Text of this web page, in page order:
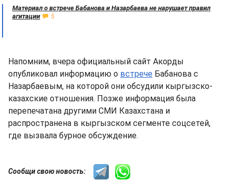
Материал о встрече Бабанова и Назарбаева не нарушает правил
агитации
5
Напомним, вчера официальный сайт Акорды
опубликовал информацию о встрече Бабанова с
Назарбаевым, на которой они обсудили кыргызско-
казахские отношения. Позже информация была
перепечатана другими СМИ Казахстана и
распространена в кыргызском сегменте соцсетей,
где вызвала бурное обсуждение.
Сообщи свою новость: